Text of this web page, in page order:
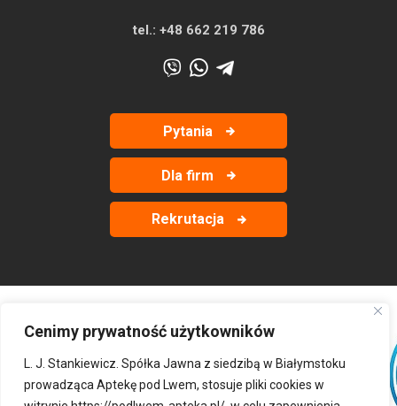
Cenimy prywatność użytkowników
L. J. Stankiewicz. Spółka Jawna z siedzibą w Białymstoku
prowadząca Aptekę pod Lwem, stosuje pliki cookies w
tel.: +48 662 219 786
Pytania
Dla firm
Rekrutacja
‹